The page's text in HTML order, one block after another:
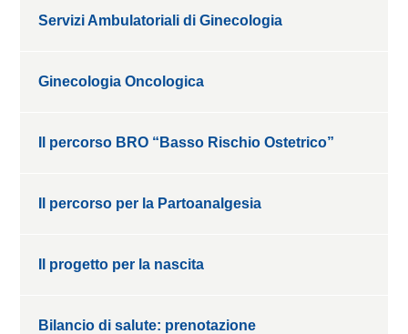
Servizi Ambulatoriali di Ginecologia
Ginecologia Oncologica
Il percorso BRO “Basso Rischio Ostetrico”
Il percorso per la Partoanalgesia
Il progetto per la nascita
Bilancio di salute: prenotazione